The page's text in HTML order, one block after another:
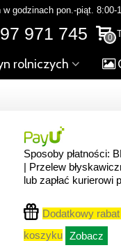
w godzinach pon.-piąt.
0
971 745
rolniczych
Sposoby płatności:
| Przelew
lub zapłać kurierowi
Dodatkowy
koszyku Zobacz